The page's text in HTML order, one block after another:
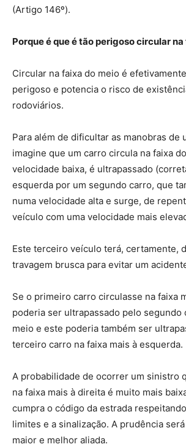
(Artigo 146º).
Porque é que é tão perigoso circular
Circular na faixa do meio é
perigoso e potencia o risco de
rodoviários.
Para além de dificultar as manobras de
imagine que um carro circula na faixa
velocidade baixa, é ultrapassado
esquerda por um segundo carro, que
numa velocidade alta e surge, de
veículo com uma velocidade mais
Este terceiro veículo terá, certamente,
travagem brusca para evitar um
Se o primeiro carro circulasse na faixa
poderia ser ultrapassado pelo segundo
meio e este poderia também ser
terceiro carro na faixa mais à esquerda.
A probabilidade de ocorrer um sinistro
na faixa mais à direita é muito mais
cumpra o código da estrada
limites e a sinalização. A prudência
maior e melhor aliada.